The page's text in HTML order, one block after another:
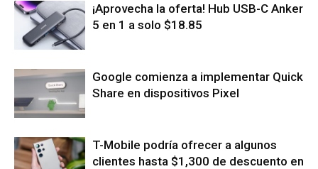
¡Aprovecha la oferta! Hub USB-C Anker
5 en 1 a solo $18.85
Google comienza a implementar Quick
Share en dispositivos Pixel
T-Mobile podría ofrecer a algunos
clientes hasta $1,300 de descuento en